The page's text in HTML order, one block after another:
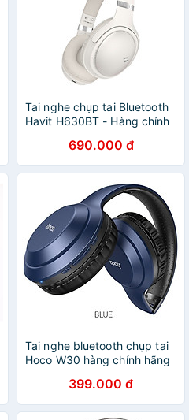
Tai nghe chụp tai Bluetooth
Havit H630BT - Hàng chính
690.000 đ
Tai nghe bluetooth chụp tai
Hoco W30 hàng chính hãng
399.000 đ